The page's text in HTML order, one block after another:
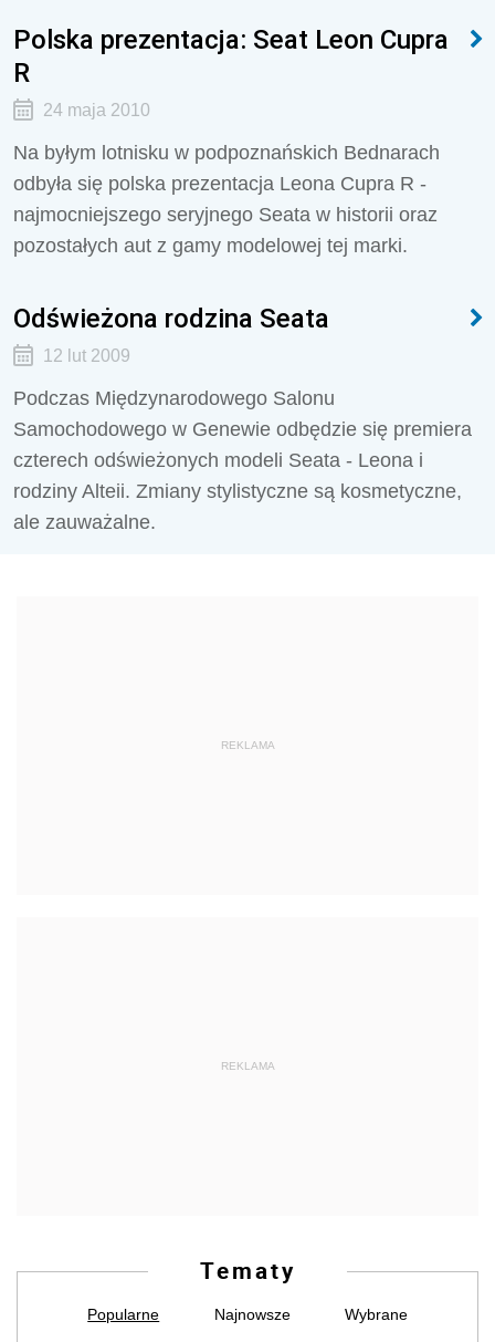
Polska prezentacja: Seat Leon Cupra
R
24 maja 2010
Na byłym lotnisku w podpoznańskich Bednarach
odbyła się polska prezentacja Leona Cupra R -
najmocniejszego seryjnego Seata w historii oraz
pozostałych aut z gamy modelowej tej marki.
Odświeżona rodzina Seata
12 lut 2009
Podczas Międzynarodowego Salonu
Samochodowego w Genewie odbędzie się premiera
czterech odświeżonych modeli Seata - Leona i
rodziny Alteii. Zmiany stylistyczne są kosmetyczne,
ale zauważalne.
REKLAMA
REKLAMA
Tematy
Popularne Najnowsze Wybrane